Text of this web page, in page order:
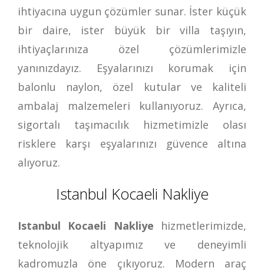
ihtiyacına uygun çözümler sunar. İster küçük
bir daire, ister büyük bir villa taşıyın,
ihtiyaçlarınıza özel çözümlerimizle
yanınızdayız. Eşyalarınızı korumak için
balonlu naylon, özel kutular ve kaliteli
ambalaj malzemeleri kullanıyoruz. Ayrıca,
sigortalı taşımacılık hizmetimizle olası
risklere karşı eşyalarınızı güvence altına
alıyoruz.
Istanbul Kocaeli Nakliye
Istanbul Kocaeli Nakliye hizmetlerimizde,
teknolojik altyapımız ve deneyimli
kadromuzla öne çıkıyoruz. Modern araç